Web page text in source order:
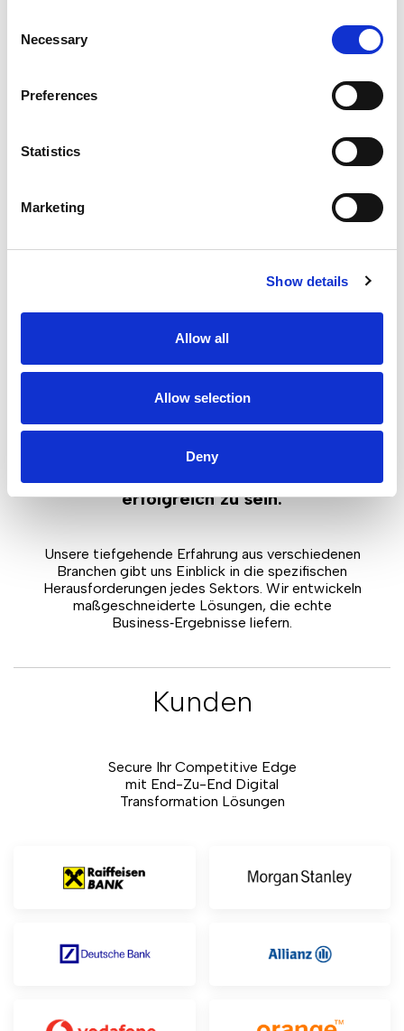
Selection
Necessary
Preferences
Statistics
Marketing
Show details
Allow all
Allow selection
Deny
BFSI (Bankwesen, Finanzdienstleistungen
Read more
Jede Branche profitiert davon, Technologie
zu nutzen, um zu wachsen,
erfolgreich zu sein.
Unsere tiefgehende Erfahrung aus verschiedenen
Branchen gibt uns Einblick in die spezifischen
Herausforderungen jedes Sektors. Wir entwickeln
maßgeschneiderte Lösungen, die echte
Business‑Ergebnisse liefern.
Kunden
Secure Ihr Competitive Edge
mit End-Zu-End Digital
Transformation Lösungen